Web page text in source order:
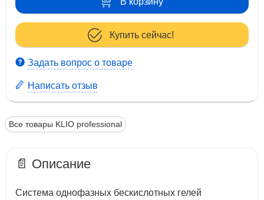
Купить сейчас!
Задать вопрос о товаре
Написать отзыв
Все товары KLIO professional
📄 Описание
Система однофазных бескислотных гелей